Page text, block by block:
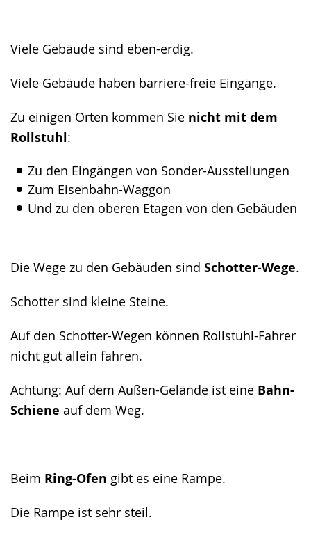
Viele Gebäude sind eben-erdig.
Viele Gebäude haben barriere-freie Eingänge.
Zu einigen Orten kommen Sie nicht mit dem
Rollstuhl:
Zu den Eingängen von Sonder-Ausstellungen
Zum Eisenbahn-Waggon
Und zu den oberen Etagen von den Gebäuden
Die Wege zu den Gebäuden sind Schotter-Wege.
Schotter sind kleine Steine.
Auf den Schotter-Wegen können Rollstuhl-Fahrer
nicht gut allein fahren.
Achtung: Auf dem Außen-Gelände ist eine Bahn-
Schiene auf dem Weg.
Beim Ring-Ofen gibt es eine Rampe.
Die Rampe ist sehr steil.